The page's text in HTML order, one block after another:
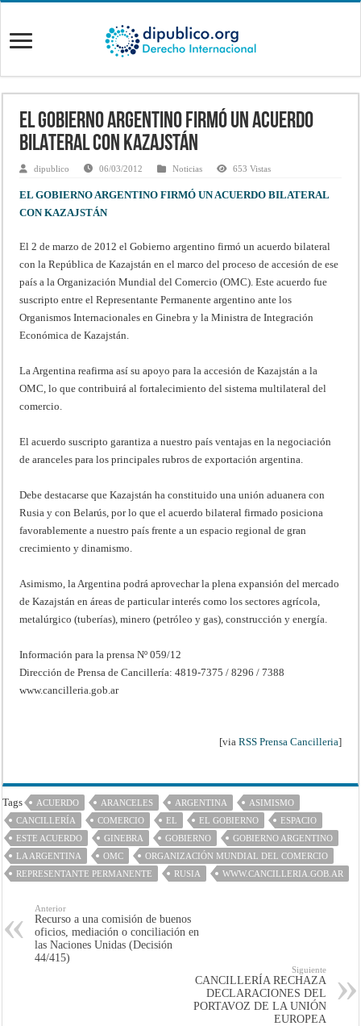
EL GOBIERNO ARGENTINO FIRMÓ UN ACUERDO
BILATERAL CON KAZAJSTÁN
dipublico 06/03/2012 Noticias 653 Vistas
EL GOBIERNO ARGENTINO FIRMÓ UN ACUERDO BILATERAL
CON KAZAJSTÁN
El 2 de marzo de 2012 el Gobierno argentino firmó un acuerdo bilateral
con la República de Kazajstán en el marco del proceso de accesión de ese
país a la Organización Mundial del Comercio (OMC). Este acuerdo fue
suscripto entre el Representante Permanente argentino ante los
Organismos Internacionales en Ginebra y la Ministra de Integración
Económica de Kazajstán.
La Argentina reafirma así su apoyo para la accesión de Kazajstán a la
OMC, lo que contribuirá al fortalecimiento del sistema multilateral del
comercio.
El acuerdo suscripto garantiza a nuestro país ventajas en la negociación
de aranceles para los principales rubros de exportación argentina.
Debe destacarse que Kazajstán ha constituido una unión aduanera con
Rusia y con Belarús, por lo que el acuerdo bilateral firmado posiciona
favorablemente a nuestro país frente a un espacio regional de gran
crecimiento y dinamismo.
Asimismo, la Argentina podrá aprovechar la plena expansión del mercado
de Kazajstán en áreas de particular interés como los sectores agrícola,
metalúrgico (tuberías), minero (petróleo y gas), construcción y energía.
Información para la prensa Nº 059/12
Dirección de Prensa de Cancillería: 4819-7375 / 8296 / 7388
www.cancilleria.gob.ar
[via RSS Prensa Cancilleria]
Tags ACUERDO ARANCELES ARGENTINA
ASIMISMO
CANCILLERÍA
COMERCIO EL EL GOBIERNO
ESPACIO
ESTE ACUERDO
GINEBRA GOBIERNO
GOBIERNO ARGENTINO
LA ARGENTINA
OMC
ORGANIZACIÓN MUNDIAL DEL COMERCIO
REPRESENTANTE PERMANENTE
RUSIA WWW.CANCILLERIA.GOB.AR
Anterior
Recurso a una comisión de buenos
oficios, me­diación o conciliación en
las Naciones Unidas (Decisión
44/415)
Siguiente
CANCILLERÍA RECHAZA
DECLARACIONES DEL
PORTAVOZ DE LA UNIÓN
EUROPEA